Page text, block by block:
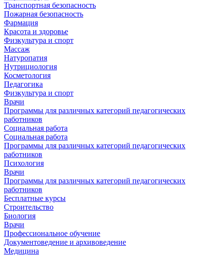
Транспортная безопасность
Пожарная безопасность
Фармация
Красота и здоровье
Физкультура и спорт
Массаж
Натуропатия
Нутрициология
Косметология
Педагогика
Физкультура и спорт
Врачи
Программы для различных категорий педагогических
работников
Социальная работа
Социальная работа
Программы для различных категорий педагогических
работников
Психология
Врачи
Программы для различных категорий педагогических
работников
Бесплатные курсы
Строительство
Биология
Врачи
Профессиональное обучение
Документоведение и архивоведение
Медицина